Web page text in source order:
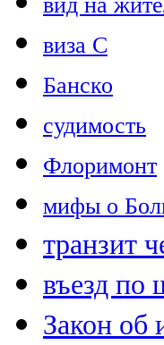
виза C
Банско
судимость
Флоримонт
мифы о
транзит
въезд по
Закон об